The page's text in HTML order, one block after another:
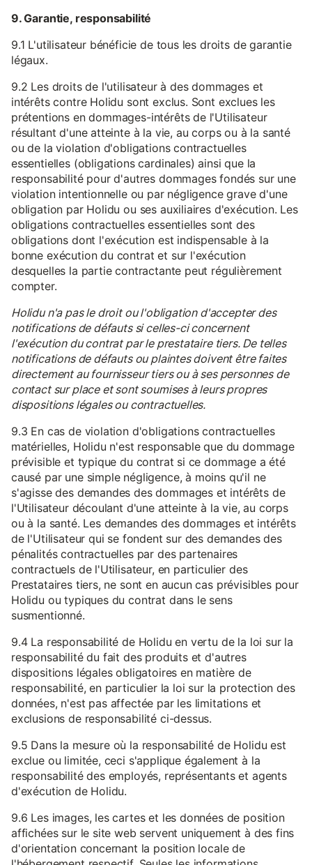
9. Garantie, responsabilité
9.1 L'utilisateur bénéficie de tous les droits de garantie
légaux.
9.2 Les droits de l'utilisateur à des dommages et
intérêts contre Holidu sont exclus. Sont exclues les
prétentions en dommages-intérêts de l'Utilisateur
résultant d'une atteinte à la vie, au corps ou à la santé
ou de la violation d'obligations contractuelles
essentielles (obligations cardinales) ainsi que la
responsabilité pour d'autres dommages fondés sur une
violation intentionnelle ou par négligence grave d'une
obligation par Holidu ou ses auxiliaires d'exécution. Les
obligations contractuelles essentielles sont des
obligations dont l'exécution est indispensable à la
bonne exécution du contrat et sur l'exécution
desquelles la partie contractante peut régulièrement
compter.
Holidu n'a pas le droit ou l'obligation d'accepter des
notifications de défauts si celles-ci concernent
l'exécution du contrat par le prestataire tiers. De telles
notifications de défauts ou plaintes doivent être faites
directement au fournisseur tiers ou à ses personnes de
contact sur place et sont soumises à leurs propres
dispositions légales ou contractuelles.
9.3 En cas de violation d'obligations contractuelles
matérielles, Holidu n'est responsable que du dommage
prévisible et typique du contrat si ce dommage a été
causé par une simple négligence, à moins qu'il ne
s'agisse des demandes des dommages et intérêts de
l'Utilisateur découlant d'une atteinte à la vie, au corps
ou à la santé. Les demandes des dommages et intérêts
de l'Utilisateur qui se fondent sur des demandes des
pénalités contractuelles par des partenaires
contractuels de l'Utilisateur, en particulier des
Prestataires tiers, ne sont en aucun cas prévisibles pour
Holidu ou typiques du contrat dans le sens
susmentionné.
9.4 La responsabilité de Holidu en vertu de la loi sur la
responsabilité du fait des produits et d'autres
dispositions légales obligatoires en matière de
responsabilité, en particulier la loi sur la protection des
données, n'est pas affectée par les limitations et
exclusions de responsabilité ci-dessus.
9.5 Dans la mesure où la responsabilité de Holidu est
exclue ou limitée, ceci s'applique également à la
responsabilité des employés, représentants et agents
d'exécution de Holidu.
9.6 Les images, les cartes et les données de position
affichées sur le site web servent uniquement à des fins
d'orientation concernant la position locale de